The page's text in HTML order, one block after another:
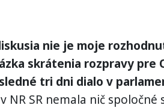
nie je moje
skrátenia rozpravy pre
tri dni dialo v
NR SR nemala nič